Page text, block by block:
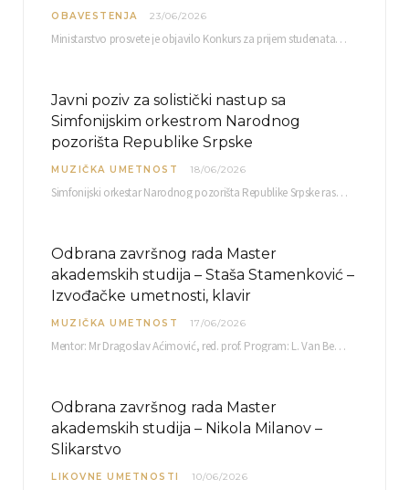
OBAVESTENJA 23/06/2026
Ministarstvo prosvete je objavilo Konkurs za prijem studenata visokoškolskih ustanova u Republici Srbiji u ustanove…
Javni poziv za solistički nastup sa
Simfonijskim orkestrom Narodnog
pozorišta Republike Srpske
MUZIČKA UMETNOST 18/06/2026
Simfonijski orkestar Narodnog pozorišta Republike Srpske raspisuje javni poziv za učešće u projektu „CRESCENDO: Nova…
Odbrana završnog rada Master
akademskih studija – Staša Stamenković –
Izvođačke umetnosti, klavir
MUZIČKA UMETNOST 17/06/2026
Mentor: Mr Dragoslav Aćimović, red. prof. Program: L. Van Betoven: Sonata op. 31 br. 2 u…
Odbrana završnog rada Master
akademskih studija – Nikola Milanov –
Slikarstvo
LIKOVNE UMETNOSTI 10/06/2026